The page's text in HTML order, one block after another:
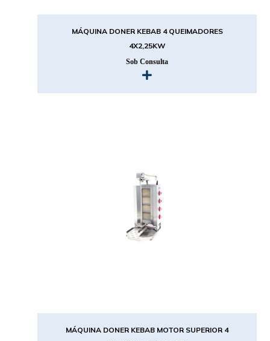
MÁQUINA DONER KEBAB 4 QUEIMADORES
4X2,25KW
Sob Consulta
MÁQUINA DONER KEBAB MOTOR SUPERIOR 4